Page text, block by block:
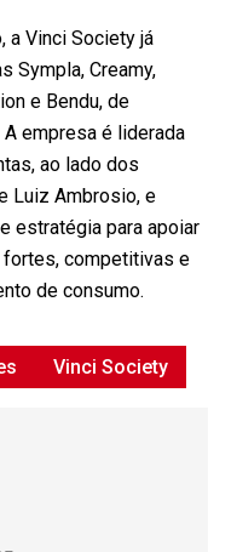
a Vinci Society já
Sympla, Creamy,
e Bendu, de
empresa é liderada
ao lado dos
Luiz Ambrosio, e
estratégia para apoiar
fortes, competitivas e
de consumo.
Vinci Society